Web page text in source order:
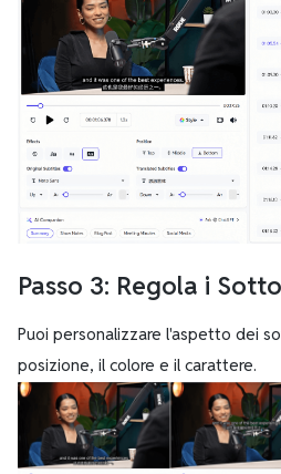
Passo 3: Regola i
Puoi personalizzare l'aspetto dei
posizione, il colore e il carattere.